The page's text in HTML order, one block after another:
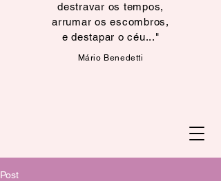
destravar os tempos,
arrumar os escombros,
e destapar o céu..."
​Mário Benedetti
Post